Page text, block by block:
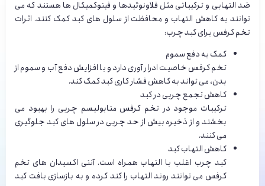
ضد التهابی و ترکیباتی مثل فلاونوئیدها و فیتوکمیکال ها هستند که می
توانند به کاهش التهاب و محافظت از سلول های کبد کمک کنند. اثرات
تخم کرفس برای کبد چرب:
کمک به دفع سموم
تخم کرفس خاصیت ادرار آوری دارد و با افزایش دفع آب و سموم از
بدن، می تواند به کاهش فشار کاری کبد کمک کند.
کاهش تجمع چربی در کبد
ترکیبات موجود در تخم کرفس متابولیسم چربی را بهبود می
بخشند و از ذخیره بیش از حد چربی در سلول های کبد جلوگیری
می کنند.
کاهش التهاب کبد
کبد چرب اغلب با التهاب همراه است. آنتی اکسیدان های تخم
کرفس می توانند روند التهاب را کند کرده و به بازسازی بافت کبد